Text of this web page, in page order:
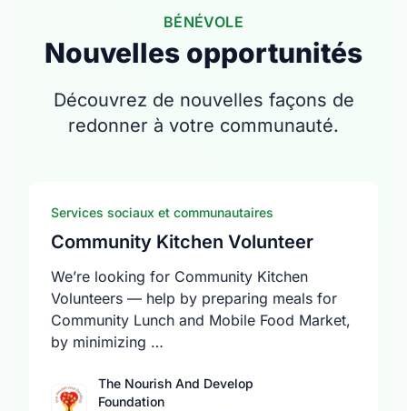
BÉNÉVOLE
Nouvelles opportunités
Découvrez de nouvelles façons de
redonner à votre communauté.
Services sociaux et communautaires
Community Kitchen Volunteer
We’re looking for Community Kitchen
Volunteers — help by preparing meals for
Community Lunch and Mobile Food Market,
by minimizing …
The Nourish And Develop
Foundation